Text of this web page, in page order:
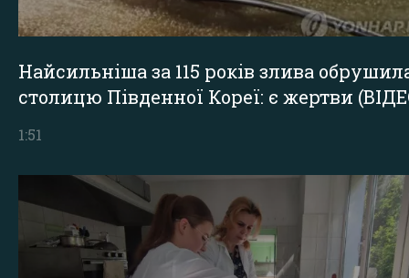
Найсильніша за 115 років злива
столицю Південної Кореї: є жертви
1:51